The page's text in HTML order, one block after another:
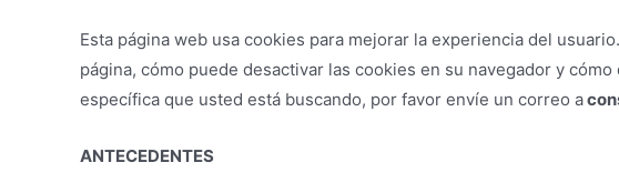
Esta página web usa cookies para mejorar la experiencia del
página, cómo puede desactivar las cookies en su navegador y
específica que usted está buscando, por favor envíe un correo a
ANTECEDENTES